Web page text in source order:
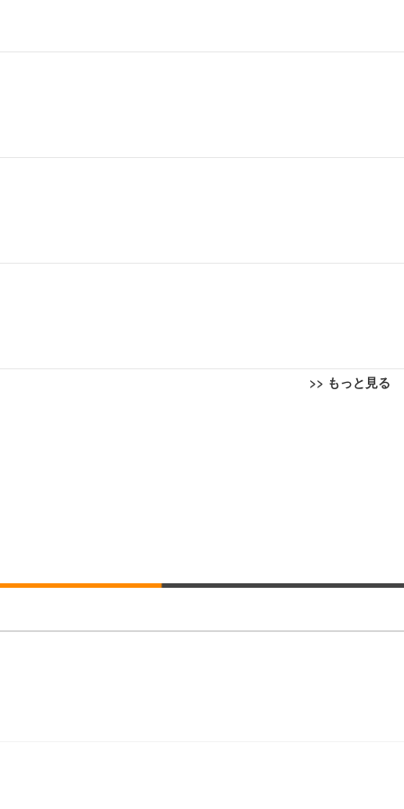
>> もっと見る
面昇降 強化ナイロン樹脂ベース 通気性メッシュ 在宅ワーク H-WY01
跳ね上げ式アームレスト 3Dヘッドレスト ハンガー付き 高反発クッ
整 スイベル VESA対応 ComfortView ビジネス向け
1) (ケース販売)